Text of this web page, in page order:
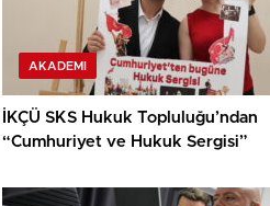
AKADEMI
İKÇÜ SKS Hukuk Topluluğu’ndan
“Cumhuriyet ve Hukuk Sergisi”